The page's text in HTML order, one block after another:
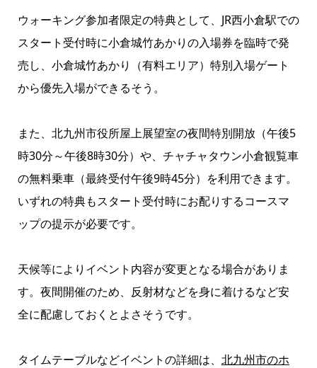
ウォーキング参加者限定の特典として、JR西小倉駅での
スタート受付時に小倉城竹あかりの入場券を臨時で発
売し、小倉城竹あかり（有料エリア）特別入場ゲート
から優先入場ができるそう。
また、北九州市役所屋上展望室の夜間特別開放（午後5
時30分～午後8時30分）や、チャチャタウン小倉観覧車
の無料乗車（最終受付午後9時45分）を利用できます。
いずれの特典もスタート受付時にお配りするコースマ
ップの提示が必要です。
天候等によりイベント内容が変更となる場合がありま
す。夜間開催のため、反射材などを身に着けるなど安
全に配慮しておくとよさそうです。
タイムテーブルなどイベントの詳細は、 北九州市のホ